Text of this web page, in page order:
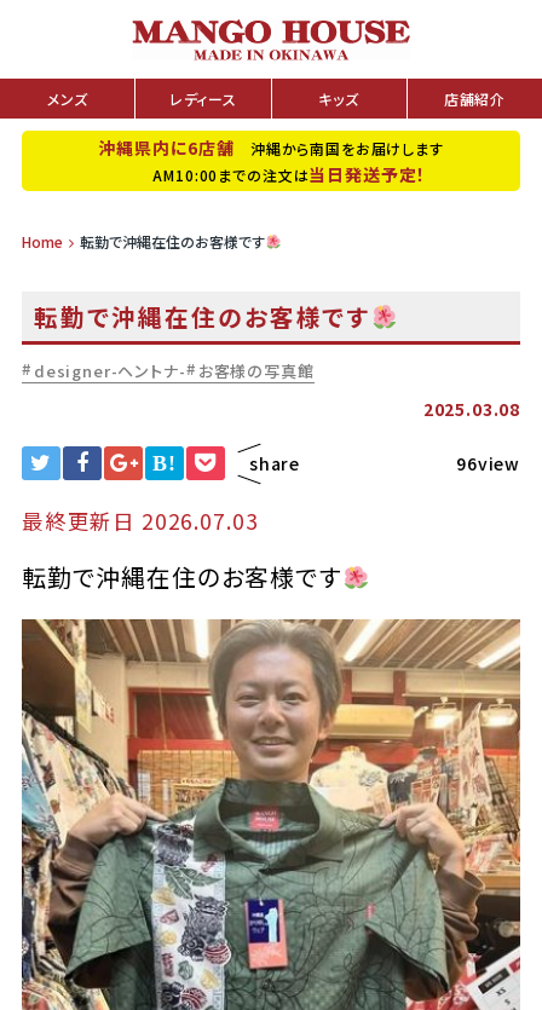
メンズ レディース キッズ 店舗紹介
沖縄県内に6店舗 沖縄から南国をお届けします
AM10:00までの注文は当日発送予定！
Home 転勤で沖縄在住のお客様です
転勤で沖縄在住のお客様です
designer-ヘントナ- お客様の写真館
2025.03.08
B! share 96view
最終更新日 2026.07.03
転勤で沖縄在住のお客様です